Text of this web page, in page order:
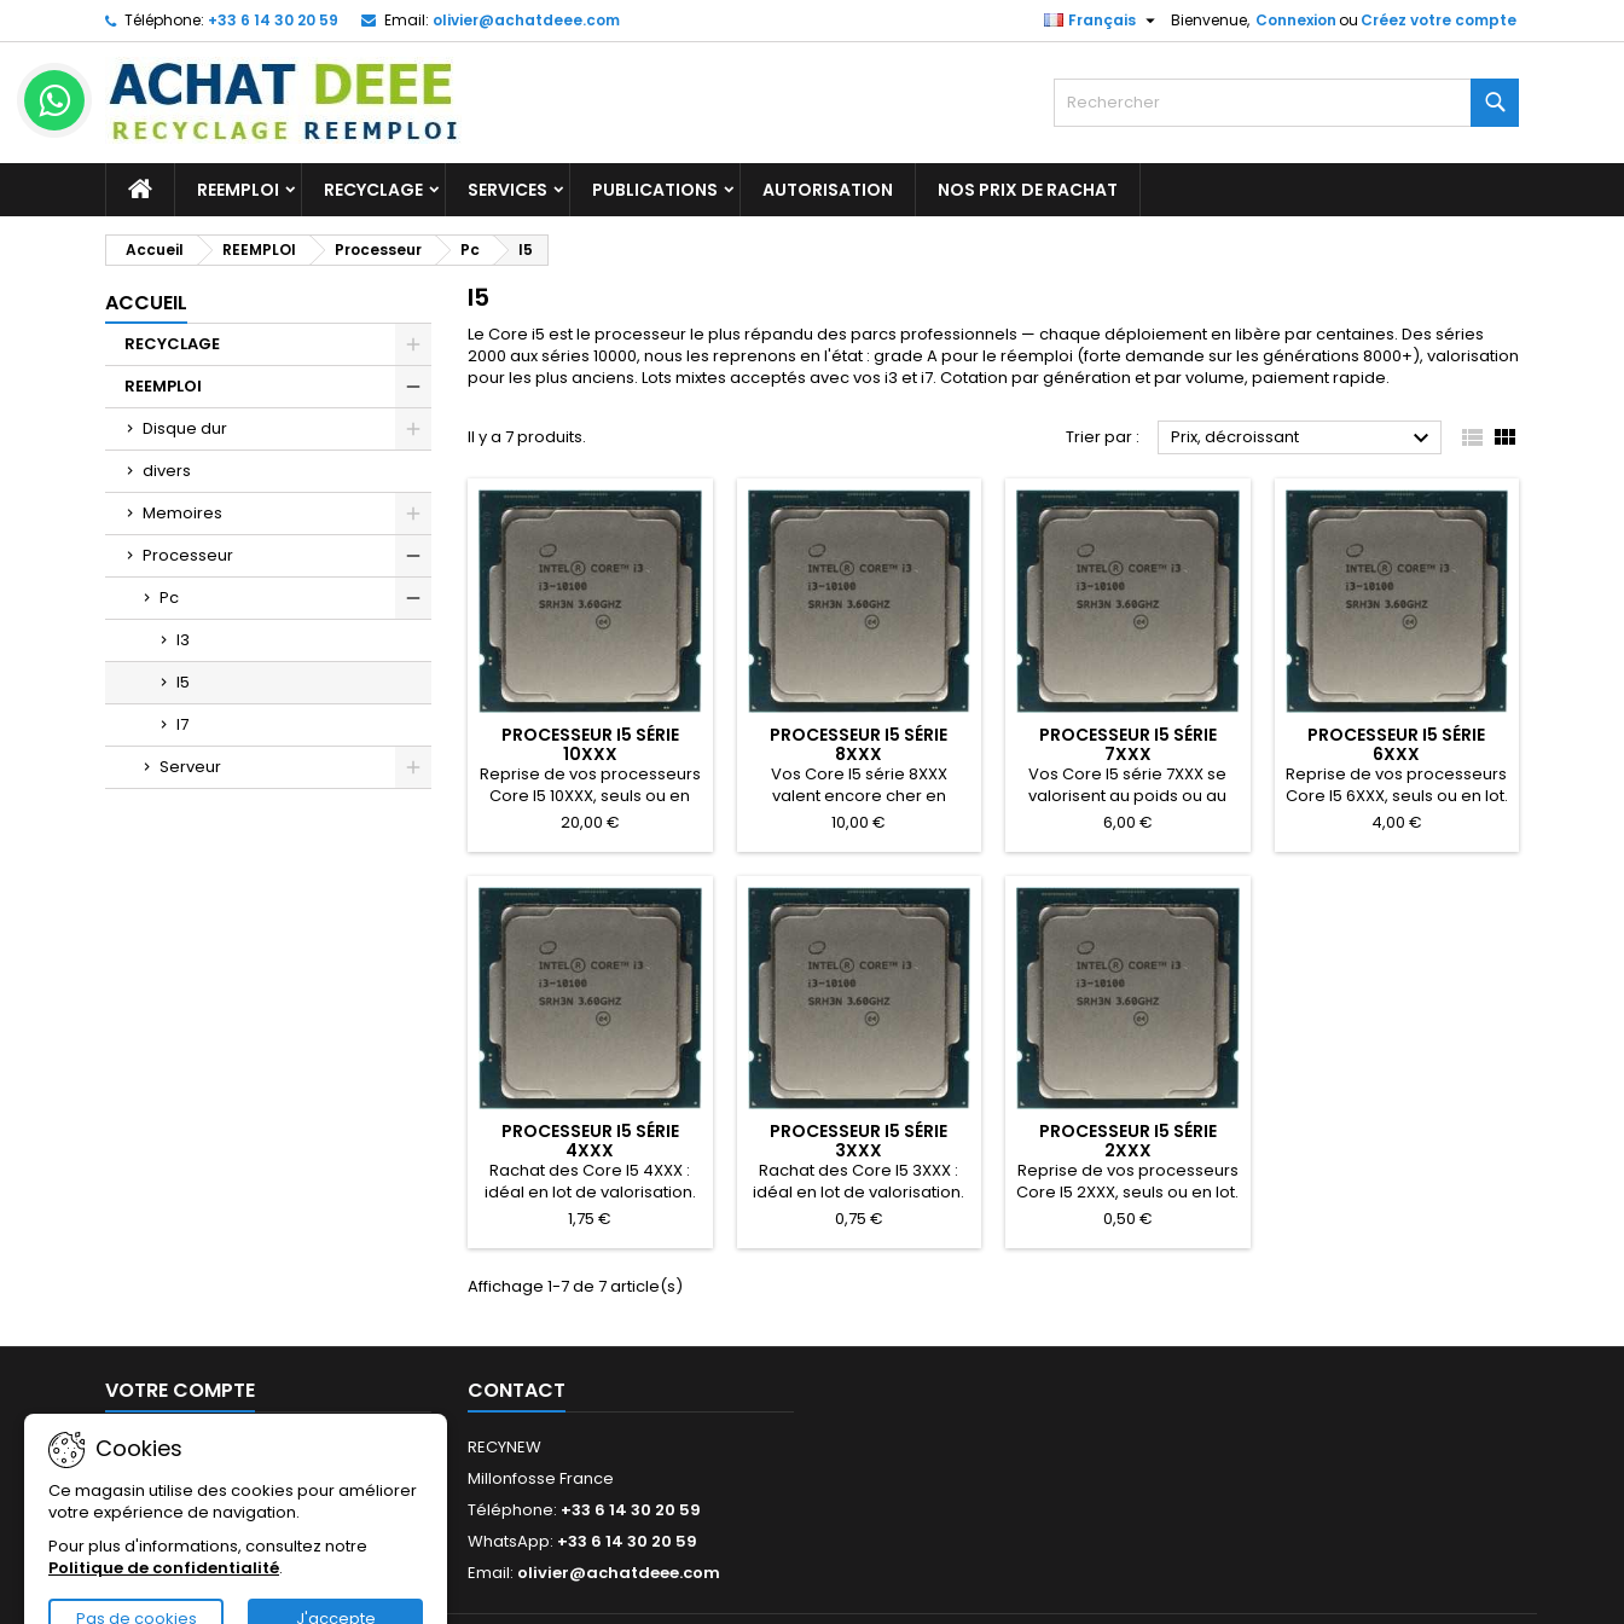
Téléphone: +33 6 14 30 20 59 Email: olivier@achatdeee.com Bienvenue, Connexionou Créez votre compte
Français 
ACCUEILREEMPLOI RECYCLAGE SERVICES PUBLICATIONS AUTORISATION NOS PRIX DE RACHAT
Accueil REEMPLOI Processeur Pc I5
ACCUEIL
RECYCLAGE
REEMPLOI
Disque dur
divers
Memoires
Processeur
Pc
I3
I5
I7
Serveur
I5
Le Core i5 est le processeur le plus répandu des parcs professionnels — chaque déploiement en libère par centaines. Des séries
2000 aux séries 10000, nous les reprenons en l'état : grade A pour le réemploi (forte demande sur les générations 8000+), valorisation
pour les plus anciens. Lots mixtes acceptés avec vos i3 eti7. Cotation par génération et par volume, paiement rapide.
Il y a 7 produits. Trier par : Prix, décroissant   
PROCESSEUR I5 SÉRIE
10XXX
Reprise de vos processeurs
Core I5 10XXX, seuls ou en
lot. Les lots homogènes sont
24 h.
20,00 €
PROCESSEUR I5 SÉRIE
8XXX
Vos Core I5 série 8XXX
valent encore cher en
réemploi. Cotation sous 24
10,00 €
PROCESSEUR I5 SÉRIE
7XXX
Vos Core I5 série 7XXX se
valorisent au poids ou au
lot. Paiement rapide après
6,00 €
PROCESSEUR I5 SÉRIE
6XXX
Reprise de vos processeurs
Core I5 6XXX, seuls ou en lot.
Aussi repris au poids en fin
simple inventaire.
4,00 €
PROCESSEUR I5 SÉRIE
4XXX
Rachat des Core I5 4XXX :
idéal en lot de valorisation.
Aussi repris au poids en fin
pour une offre.
1,75 €
PROCESSEUR I5 SÉRIE
3XXX
Rachat des Core I5 3XXX :
idéal en lot de valorisation.
Reprise groupée possible
Envoyez vos quantités pour
0,75 €
PROCESSEUR I5 SÉRIE
2XXX
Reprise de vos processeurs
Core I5 2XXX, seuls ou en lot.
Accepté testé ou non testé.
contrôle.
0,50 €
Affichage 1-7 de 7 article(s)
VOTRE COMPTE
Informations personnelles
Avoirs
Adresses
CONTACT
RECYNEW
Millonfosse France
Téléphone: +33 6 14 30 20 59
WhatsApp: +33 6 14 30 20 59
Email: olivier@achatdeee.com
Cookies
Ce magasin utilise des cookies pour améliorer
votre expérience de navigation.
Pour plus d'informations, consultez notre
Politique de confidentialité.
Pas de cookies J'accepte